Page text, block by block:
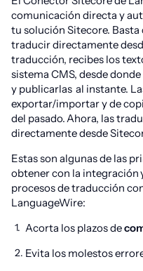
comunicación directa y
tu solución Sitecore.
traducir directamente
traducción, recibes los
sistema CMS, desde
y publicarlas al instante.
exportar/importar y de
del pasado. Ahora, las
directamente desde
Estas son algunas de las
obtener con la integración
procesos de traducción
LanguageWire:
Acorta los plazos de
Evita los molestos